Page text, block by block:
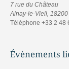
7 rue du Château
Ainay-le-Vieil 18200
Téléphone +33 2 48
Évènements